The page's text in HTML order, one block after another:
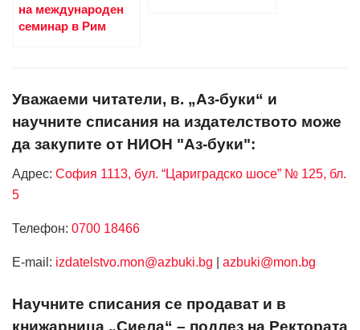
на международен
семинар в Рим
Уважаеми читатели, в. „Аз-буки“ и
научните списания на издателството може
да закупите от НИОН "Аз-буки":
Адрес: София 1113, бул. “Цариградско шосе” № 125, бл.
5
Телефон: 0700 18466
Е-mail: izdatelstvo.mon@azbuki.bg azbuki@mon.bg
Научните списания се продават и в
книжарница „Сиела“ – подлез на Ректората